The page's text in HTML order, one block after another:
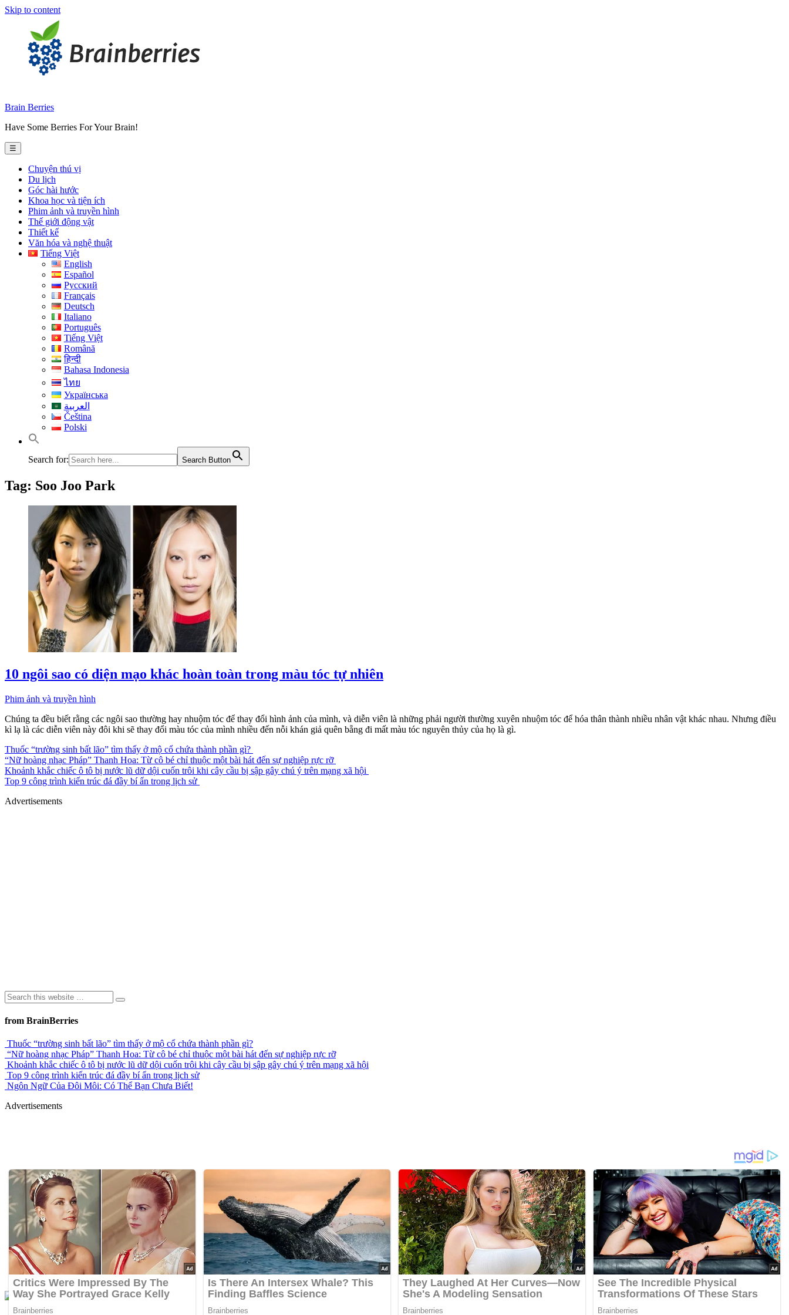
Skip to content
Brain Berries
Have Some Berries For Your Brain!
☰
Chuyện thú vị
Du lịch
Góc hài hước
Khoa học và tiện ích
Phim ảnh và truyền hình
Thế giới động vật
Thiết kế
Văn hóa và nghệ thuật
Tiếng Việt
English
Español
Русский
Français
Deutsch
Italiano
Português
Tiếng Việt
Română
हिन्दी
Bahasa Indonesia
ไทย
Українська
العربية
Čeština
Polski
Search for: Search Button
Tag: Soo Joo Park
10 ngôi sao có diện mạo khác hoàn toàn trong màu tóc tự nhiên
Phim ảnh và truyền hình
Chúng ta đều biết rằng các ngôi sao thường hay nhuộm tóc để thay đổi hình ảnh của mình, và diễn viên là những phải người thường xuyên nhuộm tóc để hóa thân thành nhiều nhân vật khác nhau. Nhưng điều
kì lạ là các diễn viên này đôi khi sẽ thay đổi màu tóc của mình nhiều đến nỗi khán giả quên bẵng đi mất màu tóc nguyên thủy của họ là gì.
Thuốc “trường sinh bất lão” tìm thấy ở mộ cổ chứa thành phần gì?
“Nữ hoàng nhạc Pháp” Thanh Hoa: Từ cô bé chỉ thuộc một bài hát đến sự nghiệp rực rỡ
Khoảnh khắc chiếc ô tô bị nước lũ dữ dội cuốn trôi khi cây cầu bị sập gây chú ý trên mạng xã hội
Top 9 công trình kiến trúc đá đầy bí ẩn trong lịch sử
Advertisements
from BrainBerries
Thuốc “trường sinh bất lão” tìm thấy ở mộ cổ chứa thành phần gì?
“Nữ hoàng nhạc Pháp” Thanh Hoa: Từ cô bé chỉ thuộc một bài hát đến sự nghiệp rực rỡ
Khoảnh khắc chiếc ô tô bị nước lũ dữ dội cuốn trôi khi cây cầu bị sập gây chú ý trên mạng xã hội
Top 9 công trình kiến trúc đá đầy bí ẩn trong lịch sử
Ngôn Ngữ Của Đôi Môi: Có Thể Bạn Chưa Biết!
Advertisements